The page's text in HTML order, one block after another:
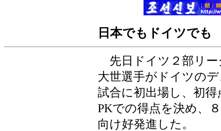
日本でもドイツでも
先日ドイツ２部リー
大世選手がドイツの
試合に初出場し、初
PKでの得点を決め、
向け好発進した。